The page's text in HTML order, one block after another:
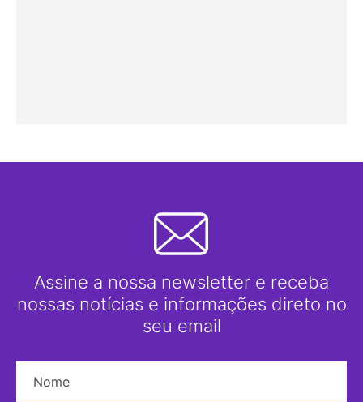
Assine a nossa newsletter e receba
nossas notícias e informações direto no
seu email